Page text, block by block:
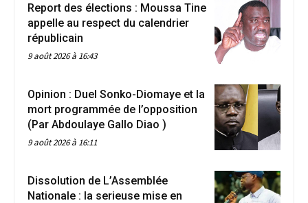
Report des élections : Moussa Tine
appelle au respect du calendrier
républicain
9 août 2026 à 16:43
Opinion : Duel Sonko-Diomaye et la
mort programmée de l’opposition
(Par Abdoulaye Gallo Diao )
9 août 2026 à 16:11
Dissolution de L’Assemblée
Nationale : la serieuse mise en